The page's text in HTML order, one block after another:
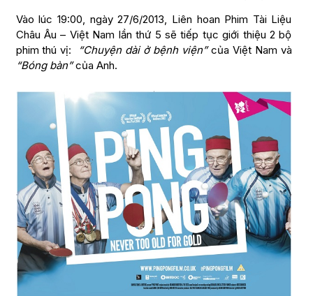
Vào lúc 19:00, ngày 27/6/2013, Liên hoan Phim Tài Liệu
Châu Âu – Việt Nam lần thứ 5 sẽ tiếp tục giới thiệu 2 bộ
phim thú vị:
“Chuyện dài ở bệnh viện”của Việt Nam và
“Bóng bàn”của Anh.